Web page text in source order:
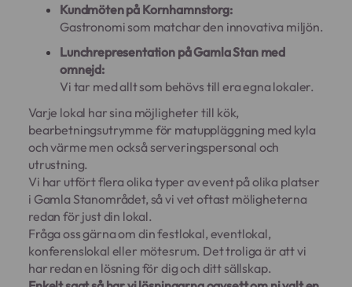
Kundmöten på Kornhamnstorg:
Gastronomi som matchar den innovativa miljön.
Lunchrepresentation på Gamla Stan med
omnejd:
Vi tar med allt som behövs till era egna lokaler.
Varje lokal har sina möjligheter till kök,
bearbetningsutrymme för matuppläggning med kyla
och värme men också serveringspersonal och
utrustning.
Vi har utfört flera olika typer av event på olika platser
i Gamla Stanområdet, så vi vet oftast möligheterna
redan för just din lokal.
Fråga oss gärna om din festlokal, eventlokal,
konferenslokal eller mötesrum. Det troliga är att vi
har redan en lösning för dig och ditt sällskap.